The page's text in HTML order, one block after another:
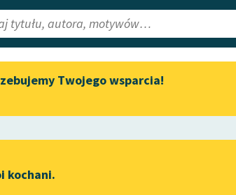
Lektury
Aktualności
Zapraszamy na spotkanie
literatury skandynawskiej
Twojego wsparcia!
kochani.